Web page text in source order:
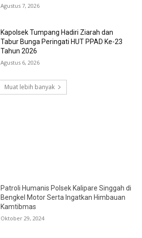
Agustus 7, 2026
Kapolsek Tumpang Hadiri Ziarah dan
Tabur Bunga Peringati HUT PPAD Ke-23
Tahun 2026
Agustus 6, 2026
Muat lebih banyak
Patroli Humanis Polsek Kalipare Singgah di
Bengkel Motor Serta Ingatkan Himbauan
Kamtibmas
Oktober 29, 2024